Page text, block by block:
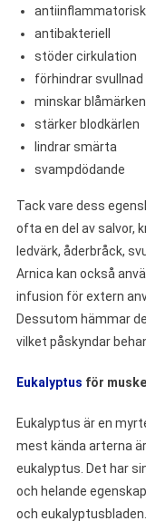
antiinflammatorisk
antibakteriell
stöder cirkulation
förhindrar svullnad
minskar blåmärken
stärker blodkärlen
lindrar smärta
svampdödande
Tack vare dess
ofta en del av salvor,
ledvärk, åderbråck,
Arnica kan också
infusion för extern
Dessutom hämmar
vilket påskyndar
Eukalyptus för
Eukalyptus är en
mest kända arterna
eukalyptus. Det har
och helande
och